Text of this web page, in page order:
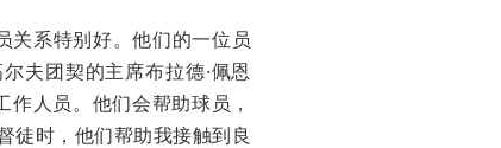
关系特别好。他们的一位员
夫团契的主席布拉德·佩恩
人员。他们会帮助球员，
徒时，他们帮助我接触到良